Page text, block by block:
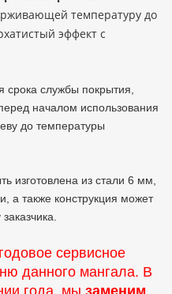
температуру до
эффект с
срока службы покрытия,
началом использования
до температуры
изготовлена из стали 6 мм,
а также конструкция может
сервисное
данного мангала. В